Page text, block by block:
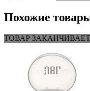
Похожие
ТОВАР